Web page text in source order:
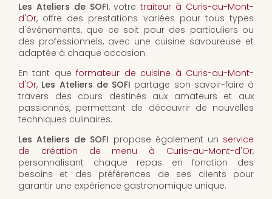
Les Ateliers de SOFI, votretraiteur à Curis-au-Mont-
d'Or, offre des prestations variées pour tous types
d'événements, que ce soit pour des particuliers ou
des professionnels, avec une cuisine savoureuse et
adaptée à chaque occasion.
En tant queformateur de cuisine à Curis-au-Mont-
d'Or, Les Ateliers de SOFI partage son savoir-faire à
travers des cours destinés aux amateurs et aux
passionnés, permettant de découvrir de nouvelles
techniques culinaires.
Les Ateliers de SOFI propose également un service
de création de menu à Curis-au-Mont-d'Or,
personnalisant chaque repas en fonction des
besoins et des préférences de ses clients pour
garantir une expérience gastronomique unique.